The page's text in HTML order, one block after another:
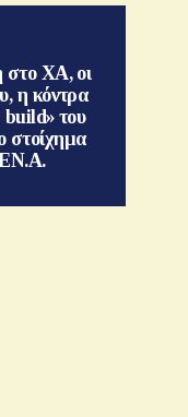
στο ΧΑ, οι
η κόντρα
build» του
στοίχημα